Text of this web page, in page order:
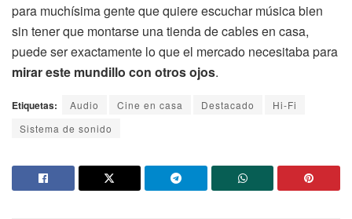
para muchísima gente que quiere escuchar música bien
sin tener que montarse una tienda de cables en casa,
puede ser exactamente lo que el mercado necesitaba para
mirar este mundillo con otros ojos.
Etiquetas: Audio Cine en casa Destacado
Hi-Fi
Sistema de sonido